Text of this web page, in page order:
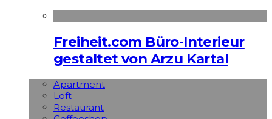
Freiheit.com Büro-Interieur
gestaltet von Arzu Kartal
Apart­ment
Loft
Restaurant